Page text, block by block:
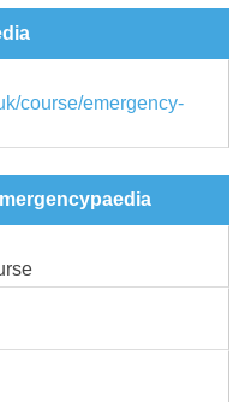
course/emergency-